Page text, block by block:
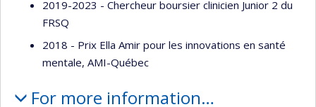
2019-2023 - Chercheur boursier clinicien Junior 2 du
FRSQ
2018 - Prix Ella Amir pour les innovations en santé
mentale, AMI-Québec
For more information…